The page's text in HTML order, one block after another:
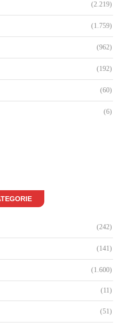
(2.219)
(1.759)
(962)
(192)
(60)
(6)
(242)
(141)
(1.600)
(11)
(51)